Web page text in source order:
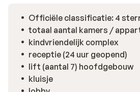
Officiële classificatie: 4
totaal aantal kamers /
kindvriendelijk complex
receptie (24 uur geopend)
lift (aantal 7) hoofdgebouw
kluisje